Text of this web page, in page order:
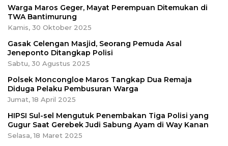
Warga Maros Geger, Mayat Perempuan Ditemukan di
TWA Bantimurung
Kamis, 30 Oktober 2025
Gasak Celengan Masjid, Seorang Pemuda Asal
Jeneponto Ditangkap Polisi
Sabtu, 30 Agustus 2025
Polsek Moncongloe Maros Tangkap Dua Remaja
Diduga Pelaku Pembusuran Warga
Jumat, 18 April 2025
HIPSI Sul-sel Mengutuk Penembakan Tiga Polisi yang
Gugur Saat Gerebek Judi Sabung Ayam di Way Kanan
Selasa, 18 Maret 2025